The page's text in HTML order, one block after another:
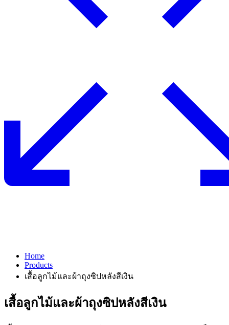
Home
Products
เสื้อลูกไม้และผ้าถุงซิปหลังสีเงิน
เสื้อลูกไม้และผ้าถุงซิปหลังสีเงิน